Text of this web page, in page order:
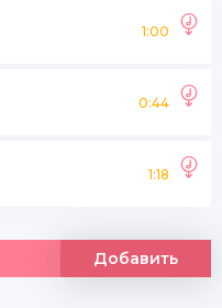
1:00
0:44
1:18
Добавить